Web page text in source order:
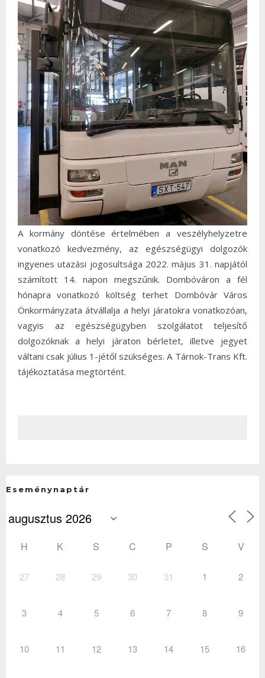
A kormány döntése értelmében a veszélyhelyzetre
vonatkozó kedvezmény, az egészségügyi dolgozók
ingyenes utazási jogosultsága 2022. május 31. napjától
számított 14. napon megszűnik. Dombóváron a fél
hónapra vonatkozó költség terhet Dombóvár Város
Önkormányzata átvállalja a helyi járatokra vonatkozóan,
vagyis az egészségügyben szolgálatot teljesítő
dolgozóknak a helyi járaton bérletet, illetve jegyet
váltani csak július 1-jétől szükséges. A Tárnok-Trans Kft.
tájékoztatása megtörtént.
Eseménynaptár
H K S C P S V
27 28 29 30 31 1 2
3 4 5 6 7 8 9
10 11 12 13 14 15 16